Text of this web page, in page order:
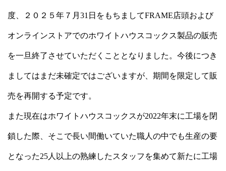
度、２０２５年７月31日をもちましてFRAME店頭および
オンラインストアでのホワイトハウスコックス製品の販売
を一旦終了させていただくこととなりました。今後につき
ましてはまだ未確定ではございますが、期間を限定して販
売を再開する予定です。
また現在はホワイトハウスコックスが2022年末に工場を閉
鎖した際、そこで長い間働いていた職人の中でも生産の要
となった25人以上の熟練したスタッフを集めて新たに工場